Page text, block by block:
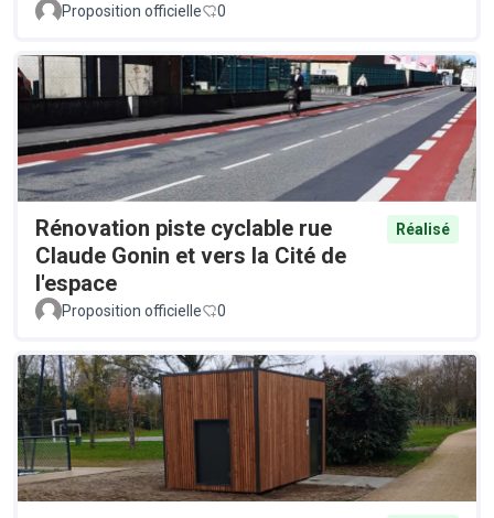
Proposition officielle 0
Rénovation piste cyclable rue
Claude Gonin et vers la Cité de
l'espace
Réalisé
Proposition officielle 0